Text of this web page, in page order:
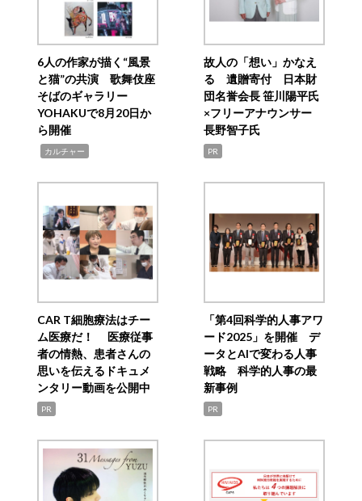
6人の作家が描く“風景
と猫”の共演 歌舞伎座
そばのギャラリー
YOHAKUで8月20日か
ら開催
カルチャー
故人の「想い」かなえ
る 遺贈寄付 日本財
団名誉会長 笹川陽平氏
×フリーアナウンサー
長野智子氏
PR
CAR T細胞療法はチー
ム医療だ！ 医療従事
者の情熱、患者さんの
思いを伝えるドキュメ
ンタリー動画を公開中
PR
「第4回科学的人事アワ
ード2025」を開催 デ
ータとAIで変わる人事
戦略 科学的人事の最
新事例
PR